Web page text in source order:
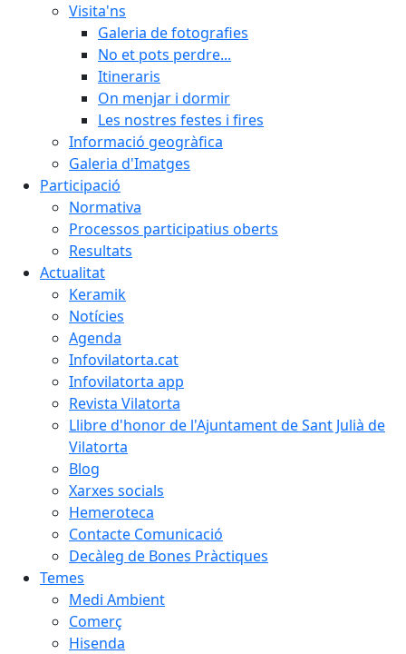
Visita'ns
Galeria de fotografies
No et pots perdre...
Itineraris
On menjar i dormir
Les nostres festes i fires
Informació geogràfica
Galeria d'Imatges
Participació
Normativa
Processos participatius oberts
Resultats
Actualitat
Keramik
Notícies
Agenda
Infovilatorta.cat
Infovilatorta app
Revista Vilatorta
Llibre d'honor de l'Ajuntament de Sant Julià de
Vilatorta
Blog
Xarxes socials
Hemeroteca
Contacte Comunicació
Decàleg de Bones Pràctiques
Temes
Medi Ambient
Comerç
Hisenda